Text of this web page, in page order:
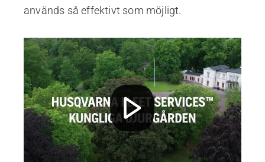
används så effektivt som möjligt.